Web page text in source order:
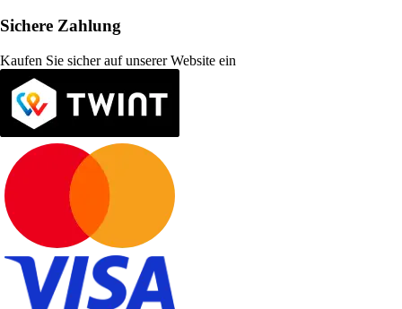
Sichere Zahlung
Kaufen Sie sicher auf unserer Website ein